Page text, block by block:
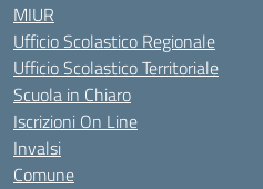
MIUR
Ufficio Scolastico Regionale
Ufficio Scolastico Territoriale
Scuola in Chiaro
Iscrizioni On Line
Invalsi
Comune